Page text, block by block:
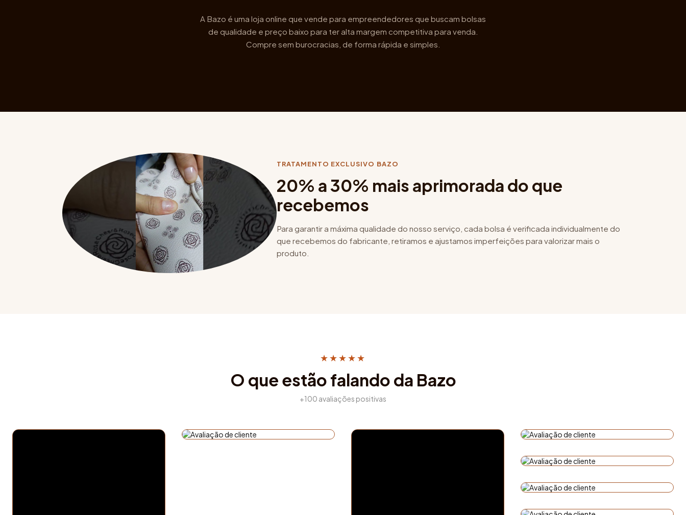
A Bazo é uma loja online que vende para empreendedores que buscam bolsas
de qualidade e preço baixo para ter alta margem competitiva para venda.
Compre sem burocracias, de forma rápida e simples.
TRATAMENTO EXCLUSIVO BAZO
20% a 30% mais aprimorada do que
recebemos
Para garantir a máxima qualidade do nosso serviço, cada bolsa é verificada individualmente do
que recebemos do fabricante, retiramos e ajustamos imperfeições para valorizar mais o
produto.
★★★★★
O que estão falando da Bazo
+100 avaliações positivas